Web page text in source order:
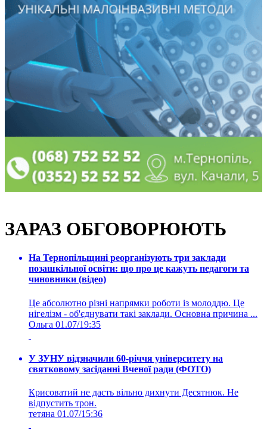
ЗАРАЗ ОБГОВОРЮЮТЬ
На Тернопільщині реорганізують три заклади
позашкільної освіти: що про це кажуть педагоги та
чиновники (відео)
Це абсолютно різні напрямки роботи із молоддю. Це
нігелізм - об'єднувати такі заклади. Основна причина ...
Ольга 01.07/19:35
У ЗУНУ відзначили 60-річчя університету на
святковому засіданні Вченої ради (ФОТО)
Крисоватий не дасть вільно дихнути Десятнюк. Не
відпустить трон.
тетяна 01.07/15:36